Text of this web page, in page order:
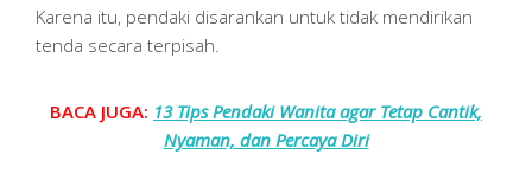
Karena itu, pendaki disarankan untuk tidak mendirikan
tenda secara terpisah.
BACA JUGA: 13 Tips Pendaki Wanita agar Tetap Cantik,
Nyaman, dan Percaya Diri